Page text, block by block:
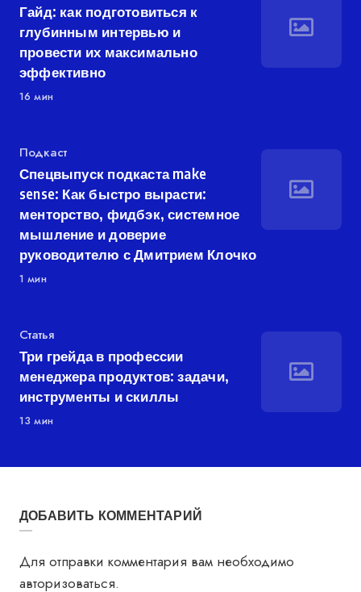
Гайд: как подготовиться к
глубинным интервью и
провести их максимально
эффективно
16 мин
Категория
Подкаст
Спецвыпуск подкаста make
sense: Как быстро вырасти:
менторство, фидбэк, системное
мышление и доверие
руководителю с Дмитрием Клочко
1 мин
Категория
Статья
Три грейда в профессии
менеджера продуктов: задачи,
инструменты и скиллы
13 мин
ДОБАВИТЬ КОММЕНТАРИЙ
Для отправки комментария вам необходимо
авторизоваться.